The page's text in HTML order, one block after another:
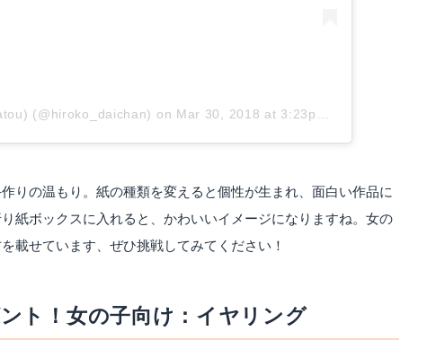
(@hiroko_daichan) on Mar 30, 2018 at 3:23pm PDT
りの温もり。紙の種類を変えると個性が生まれ、面白い作品に
紙ボックスに入れると、かわいいイメージになりますね。女の
載せています、ぜひ挑戦してみてください！
ト！女の子向け：イヤリング